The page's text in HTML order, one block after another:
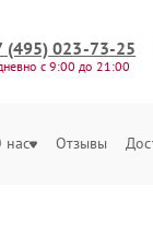
(495) 023-73-25
с 9:00 до 21:00
нас Отзывы